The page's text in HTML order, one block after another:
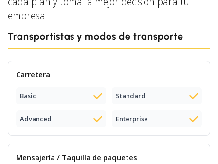
empresa
Transportistas y modos de transporte
Carretera
Basic Standard
Advanced Enterprise
Mensajería / Taquilla de paquetes